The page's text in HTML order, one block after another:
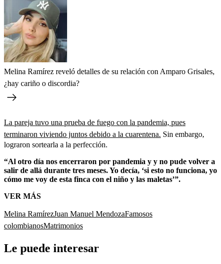
Melina Ramírez reveló detalles de su relación con Amparo Grisales,
¿hay cariño o discordia?
La pareja tuvo una prueba de fuego con la pandemia, pues
terminaron viviendo juntos debido a la cuarentena. Sin embargo,
lograron sortearla a la perfección.
“Al otro día nos encerraron por pandemia y y no pude volver a
salir de allá durante tres meses. Yo decía, ‘si esto no funciona, yo
cómo me voy de esta finca con el niño y las maletas’”.
VER MÁS
Melina RamírezJuan Manuel MendozaFamosos
colombianosMatrimonios
Le puede interesar